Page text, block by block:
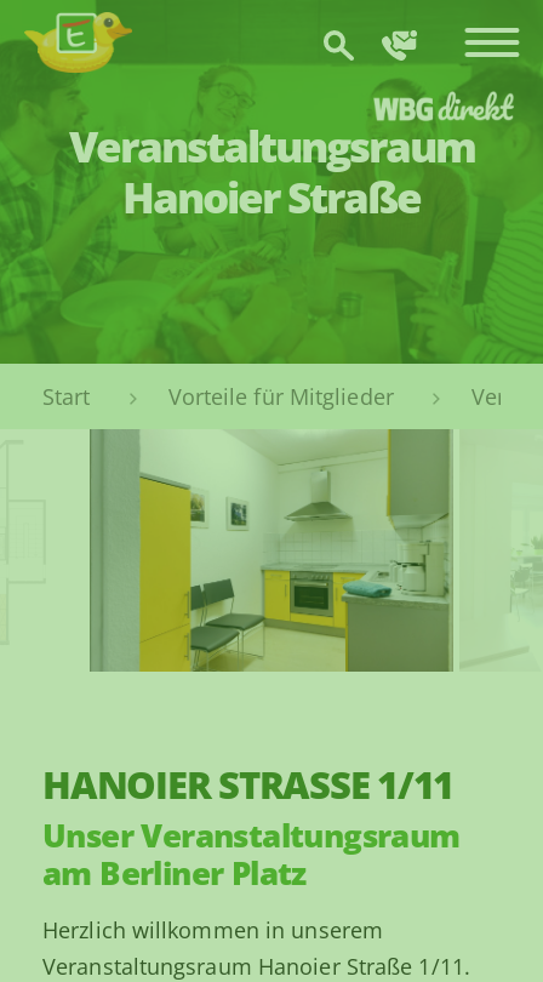
Zum Hauptinhalt springen
Veranstaltungsraum
Hanoier Straße
Vorteile für Mitglieder
HANOIER STRASSE 1/11
Unser Veranstaltungsraum
am Berliner Platz
Herzlich willkommen in unserem
Veranstaltungsraum Hanoier Straße 1/11.